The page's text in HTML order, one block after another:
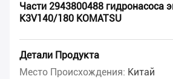
Части 2943800488 гидронасоса
K3V140/180 KOMATSU
Детали Продукта
Место Происхождения: Китай